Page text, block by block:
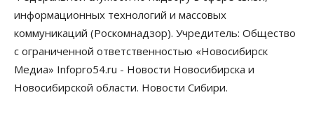
09 Августа 2026, 18:00
Общество
Новосибирцы купили почти 500 тонн
безлактозной молочной продукции
09 Августа 2026, 17:00
информационных технологий и массовых
коммуникаций (Роскомнадзор). Учредитель: Общество
с ограниченной ответственностью «Новосибирск
Медиа» Infopro54.ru - Новости Новосибирска и
Новосибирской области. Новости Сибири.